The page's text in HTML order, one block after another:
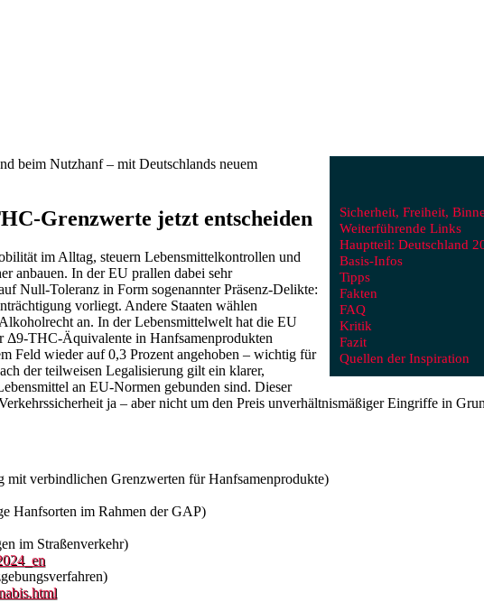
Sicherheit, Freiheit,
Weiterführende Links
Hauptteil: Deutschland
Basis‑Infos
Tipps
Fakten
FAQ
Kritik
Fazit
Quellen der Inspiration
beim Nutzhanf – mit Deutschlands neuem
jetzt entscheiden
im Alltag, steuern Lebensmittelkontrollen und
anbauen. In der EU prallen dabei sehr
Null‑Toleranz in Form sogenannter Präsenz‑Delikte:
vorliegt. Andere Staaten wählen
an. In der Lebensmittelwelt hat die EU
in Hanfsamenprodukten
Feld wieder auf 0,3 Prozent angehoben – wichtig für
der teilweisen Legalisierung gilt ein klarer,
an EU‑Normen gebunden sind. Dieser
ja – aber nicht um den Preis unverhältnismäßiger Eingriffe in
verbindlichen Grenzwerten für Hanfsamenprodukte)
Hanfsorten im Rahmen der GAP)
im Straßenverkehr)